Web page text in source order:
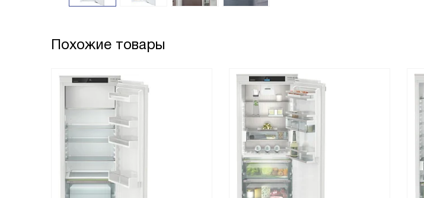
Похожие товары